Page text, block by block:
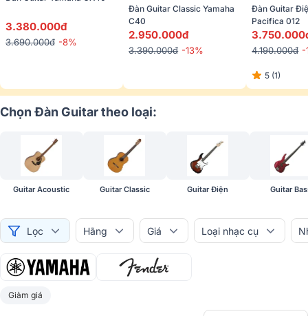
3.380.000đ
3.690.000đ -8%
Đàn Guitar Classic Yamaha
C40
2.950.000đ
3.390.000đ -13%
Đàn Guitar
Pacifica 012
4.190.000đ -
5 (1)
Chọn Đàn Guitar theo loại:
Guitar Acoustic Guitar Classic Guitar Điện Guitar
Lọc Hãng Giá Loại nhạc cụ
Giảm giá